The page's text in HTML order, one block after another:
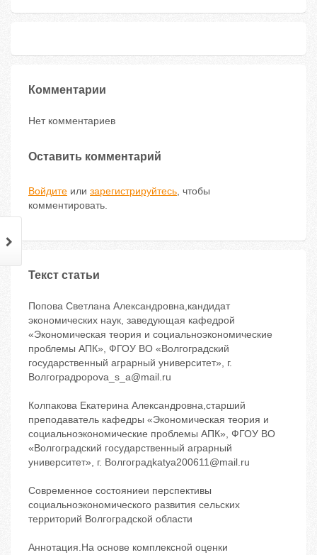
Комментарии
Нет комментариев
Оставить комментарий
Войдите или зарегистрируйтесь, чтобы
комментировать.
Текст статьи
Попова Светлана Александровна,кандидат
экономических наук, заведующая кафедрой
«Экономическая теория и социальноэкономические
проблемы АПК», ФГОУ ВО «Волгоградский
государственный аграрный университет», г.
Волгоградpopova_s_a@mail.ru
Колпакова Екатерина Александровна,старший
преподаватель кафедры «Экономическая теория и
социальноэкономические проблемы АПК», ФГОУ ВО
«Волгоградский государственный аграрный
университет», г. Волгоградkatya200611@mail.ru
Современное состояниеи перспективы
социальноэкономического развития сельских
территорий Волгоградской области
Аннотация.На основе комплексной оценки